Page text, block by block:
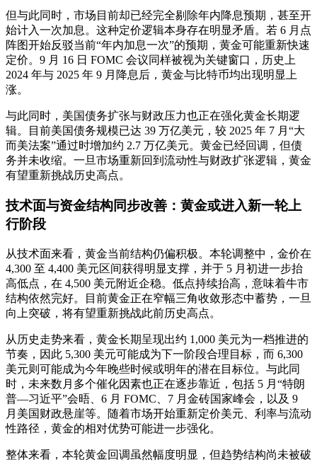
但与此同时，市场目前却已经完全剔除年内降息预期，甚至开
始计入一次加息。这种定价逻辑本身存在明显矛盾。若 6 月点
阵图开始反驳当前“年内加息一次”的预期，黄金可能重新快速
定价。9 月 16 日 FOMC 会议同样被视为关键窗口，历史上
2024 年与 2025 年 9 月降息后，黄金与比特币均出现明显上
涨。
与此同时，美国债务扩张与财政压力也正在强化黄金长期逻
辑。目前美国债务规模已达 39 万亿美元，较 2025 年 7 月“大
而美法案”通过时增加约 2.7 万亿美元。黄金已经回调，但债
务并未收缩。一旦市场重新回到流动性与财政扩张逻辑，黄金
有望重新挑战历史高点。
技术面与资金结构同步改善：黄金或进入新一轮上
行阶段
从技术面来看，黄金当前结构仍偏积极。本轮调整中，金价在
4,300 至 4,400 美元区间获得明显支撑，并于 5 月初进一步抬
高低点，在 4,500 美元附近企稳。低点持续抬高，意味着牛市
结构依然完好。目前黄金正在窄幅三角收敛形态中蓄势，一旦
向上突破，将有望重新挑战此前历史高点。
从历史走势来看，黄金长期呈现出约 1,000 美元为一档推进的
节奏，因此 5,300 美元可能成为下一阶段合理目标，而 6,300
美元则可能成为今年晚些时候或明年的潜在目标位。与此同
时，未来数月多个催化因素也正在逐步靠近，包括 5 月“特朗
普—习近平”会晤、6 月 FOMC、7 月金砖国家峰会，以及 9
月美国财政悬崖等。随着市场开始重新定价美元、利率与流动
性路径，黄金的相对优势可能进一步强化。
整体来看，本轮黄金回调虽然幅度明显，但趋势结构尚未被破